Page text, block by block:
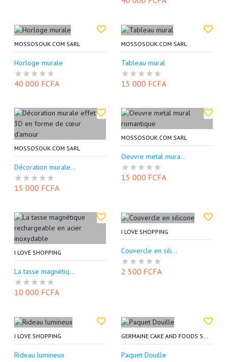
MOSSOSOUK.COM SARL
Horloge murale
40 000 FCFA
MOSSOSOUK.COM SARL
Tableau mural
15 000 FCFA
MOSSOSOUK.COM SARL
Décoration murale...
15 000 FCFA
MOSSOSOUK.COM SARL
Oeuvre metal mura...
15 000 FCFA
I LOVE SHOPPING
La tasse magnétiq...
10 000 FCFA
I LOVE SHOPPING
Couvercle en sili...
2 500 FCFA
I LOVE SHOPPING
Rideau lumineux Paquet Douille